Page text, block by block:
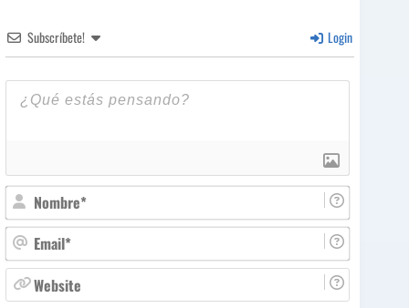
Subscríbete! Login
o
m
b
r
m
ie